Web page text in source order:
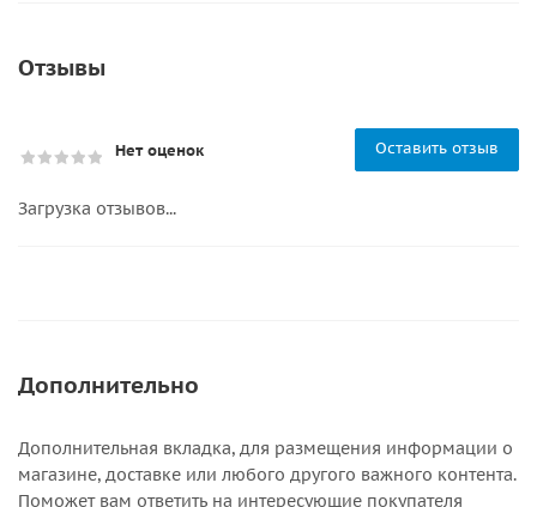
Отзывы
Нет оценок Оставить отзыв
Загрузка отзывов...
Дополнительно
Дополнительная вкладка, для размещения информации о
магазине, доставке или любого другого важного контента.
Поможет вам ответить на интересующие покупателя